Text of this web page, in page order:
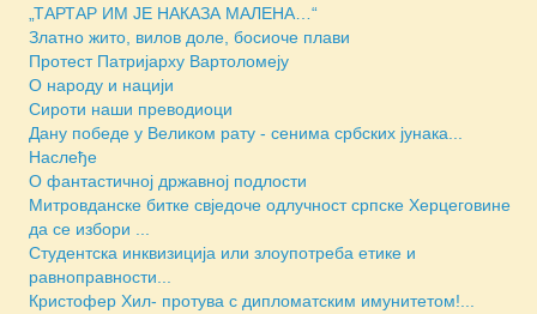
„ТАРТАР ИМ ЈЕ НАКАЗА МАЛЕНА…“
Златно жито, вилов доле, босиоче плави
Протест Патријарху Вартоломеју
О народу и нацији
Сироти наши преводиоци
Дану победе у Великом рату - сенима србских јунака...
Наслеђе
О фантастичној државној подлости
Митровданске битке свједочe одлучност српске Херцеговине
да се избори ...
Студентска инквизиција или злоупотреба етике и
равноправности...
Кристофер Хил- протува с дипломатским имунитетом!...